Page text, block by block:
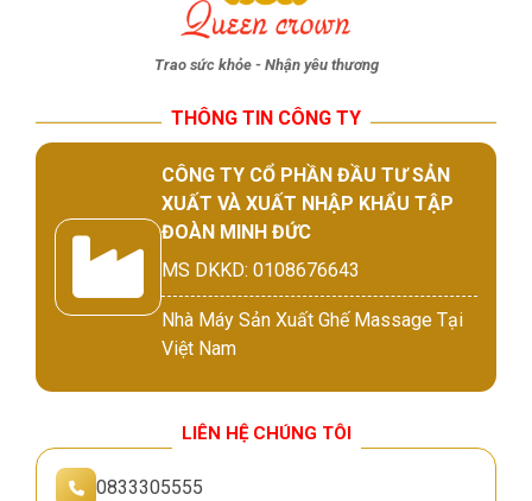
Trao sức khỏe - Nhận yêu thương
THÔNG TIN CÔNG TY
CÔNG TY CỔ PHẦN ĐẦU TƯ SẢN
XUẤT VÀ XUẤT NHẬP KHẨU TẬP
ĐOÀN MINH ĐỨC
MS DKKD: 0108676643
Nhà Máy Sản Xuất Ghế Massage Tại
Việt Nam
LIÊN HỆ CHÚNG TÔI
0833305555